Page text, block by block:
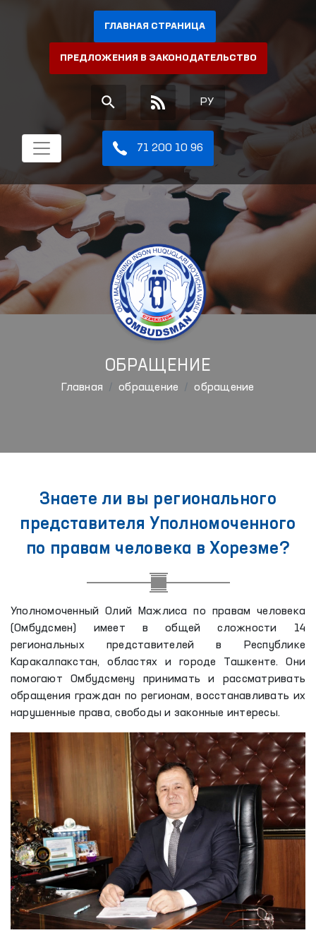
ГЛАВНАЯ СТРАНИЦА
ПРЕДЛОЖЕНИЯ В ЗАКОНОДАТЕЛЬСТВО
РУ
71 200 10 96
ОБРАЩЕНИЕ
Главная обращение обращение
Знаете ли вы регионального
представителя Уполномоченного
по правам человека в Хорезме?
Уполномоченный Олий Мажлиса по правам человека
(Омбудсмен) имеет в общей сложности 14
региональных представителей в Республике
Каракалпакстан, областях и городе Ташкенте. Они
помогают Омбудсмену принимать и рассматривать
обращения граждан по регионам, восстанавливать их
нарушенные права, свободы и законные интересы.